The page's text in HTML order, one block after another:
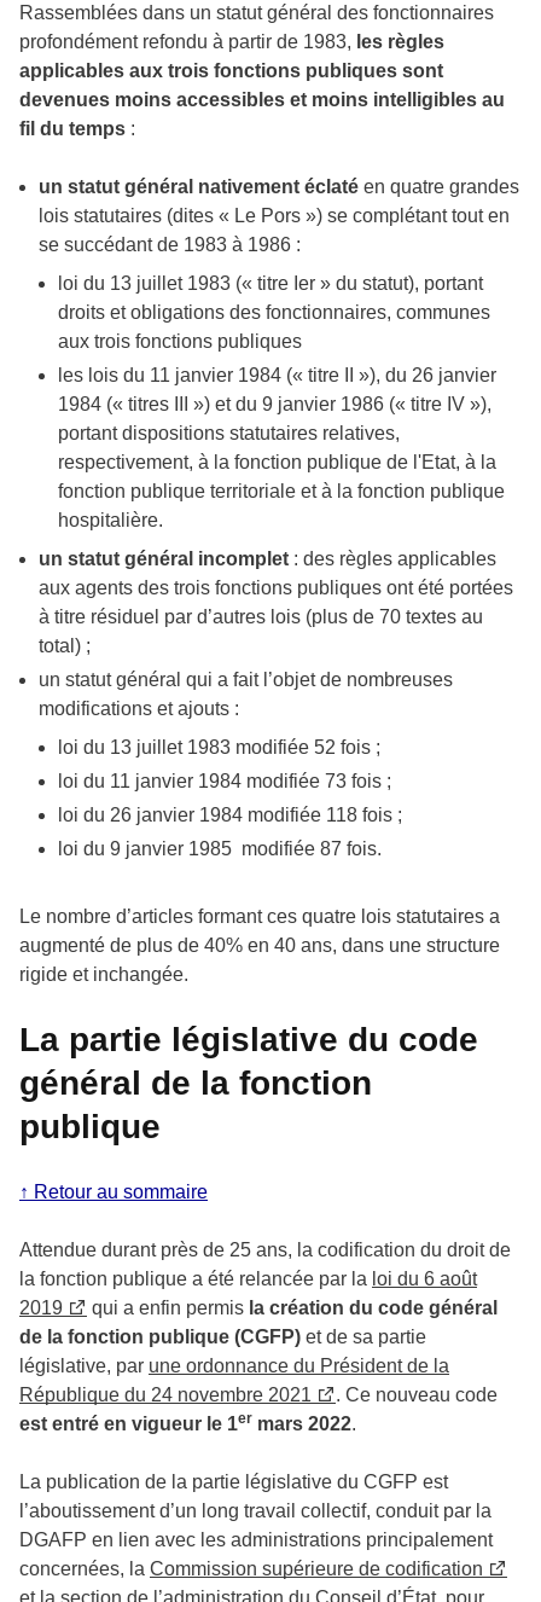
Rassemblées dans un statut général des fonctionnaires
profondément refondu à partir de 1983, les règles
applicables aux trois fonctions publiques sont
devenues moins accessibles et moins intelligibles au
fil du temps :
un statut général nativement éclaté en quatre grandes
lois statutaires (dites « Le Pors ») se complétant tout en
se succédant de 1983 à 1986 :
loi du 13 juillet 1983 (« titre Ier » du statut), portant
droits et obligations des fonctionnaires, communes
aux trois fonctions publiques
les lois du 11 janvier 1984 (« titre II »), du 26 janvier
1984 (« titres III ») et du 9 janvier 1986 (« titre IV »),
portant dispositions statutaires relatives,
respectivement, à la fonction publique de l'Etat, à la
fonction publique territoriale et à la fonction publique
hospitalière.
un statut général incomplet : des règles applicables
aux agents des trois fonctions publiques ont été portées
à titre résiduel par d’autres lois (plus de 70 textes au
total) ;
un statut général qui a fait l’objet de nombreuses
modifications et ajouts :
loi du 13 juillet 1983 modifiée 52 fois ;
loi du 11 janvier 1984 modifiée 73 fois ;
loi du 26 janvier 1984 modifiée 118 fois ;
loi du 9 janvier 1985 modifiée 87 fois.
Le nombre d’articles formant ces quatre lois statutaires a
augmenté de plus de 40% en 40 ans, dans une structure
rigide et inchangée.
La partie législative du code
général de la fonction
publique
↑ Retour au sommaire
Attendue durant près de 25 ans, la codification du droit de
la fonction publique a été relancée par la loi du 6 août
2019
qui a enfin permis la création du code général
de la fonction publique (CGFP) et de sa partie
législative, par une ordonnance du Président de la
République du 24 novembre 2021
. Ce nouveau code
est entré en vigueur le 1er mars 2022.
La publication de la partie législative du CGFP est
l’aboutissement d’un long travail collectif, conduit par la
DGAFP en lien avec les administrations principalement
concernées, la Commission supérieure de codification
et la section de l’administration du Conseil d’État, pour